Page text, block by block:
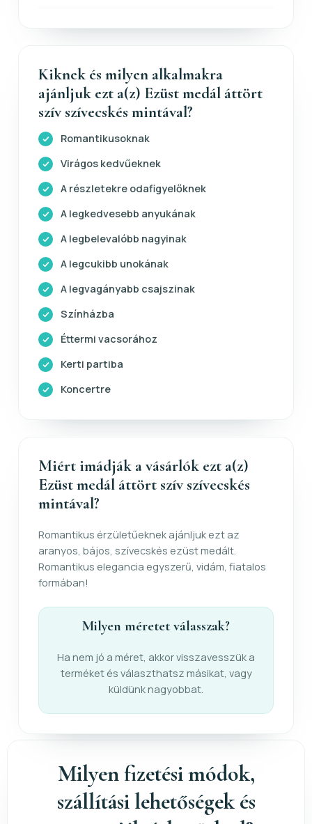
Kiknek és milyen alkalmakra
ajánljuk ezt a(z) Ezüst medál áttört
szív szívecskés mintával?
Romantikusoknak
Virágos kedvűeknek
A részletekre odafigyelőknek
A legkedvesebb anyukának
A legbelevalóbb nagyinak
A legcukibb unokának
A legvagányabb csajszinak
Színházba
Éttermi vacsorához
Kerti partiba
Koncertre
Miért imádják a vásárlók ezt a(z)
Ezüst medál áttört szív szívecskés
mintával?
Romantikus érzületűeknek ajánljuk ezt az
aranyos, bájos, szívecskés ezüst medált.
Romantikus elegancia egyszerű, vidám, fiatalos
formában!
Milyen méretet válasszak?
Ha nem jó a méret, akkor visszavesszük a
terméket és választhatsz másikat, vagy
küldünk nagyobbat.
Milyen fizetési módok,
szállítási lehetőségek és